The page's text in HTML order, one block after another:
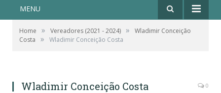
MENU
Home » Vereadores (2021 - 2024) »
Wladimir Conceição
Costa
» Wladimir Conceição Costa
Wladimir Conceição Costa 0